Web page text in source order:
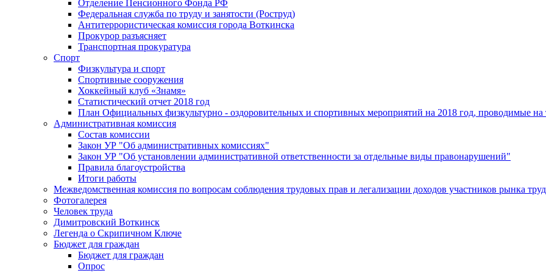
Отделение Пенсионного Фонда РФ
Федеральная служба по труду и занятости (Роструд)
Антитеррористическая комиссия города Воткинска
Прокурор разъясняет
Транспортная прокуратура
Спорт
Физкультура и спорт
Спортивные сооружения
Хоккейный клуб «Знамя»
Статистический отчет 2018 год
План Официальных физкультурно - оздоровительных и спортивных мероприятий на 2018 год, проводимые
Административная комиссия
Состав комиссии
Закон УР "Об административных комиссиях"
Закон УР "Об установлении административной ответственности за отдельные виды правонарушений"
Правила благоустройства
Итоги работы
Межведомственная комиссия по вопросам соблюдения трудовых прав и легализации доходов участников рынка
Фотогалерея
Человек труда
Димитровский Воткинск
Легенда о Скрипичном Ключе
Бюджет для граждан
Бюджет для граждан
Опрос